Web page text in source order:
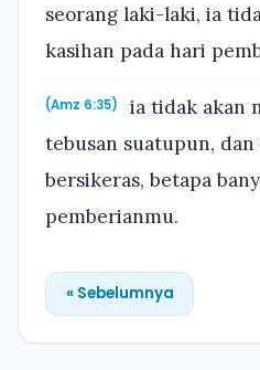
seorang laki-laki, ia
kasihan pada hari
(Amz 6:35)
ia tidak akan
tebusan suatupun,
bersikeras, betapa
pemberianmu.
« Sebelumnya